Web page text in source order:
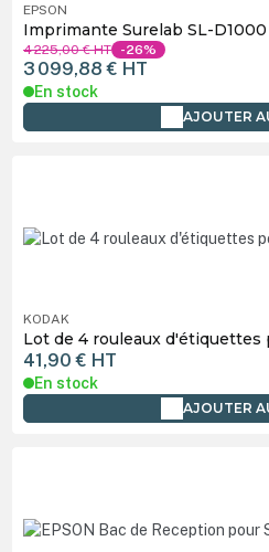
EPSON
Imprimante Surelab SL-
4 225,00 €HT -26%
3 099,88 € HT
En stock
AJOUTER
KODAK
Lot de 4 rouleaux d'étiquettes
41,90 € HT
En stock
AJOUTER